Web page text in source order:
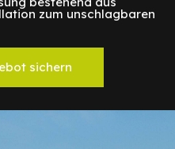
zum unschlagbaren
sichern